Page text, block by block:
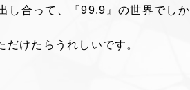
し合って、『99.9』の世界でしか
けたらうれしいです。